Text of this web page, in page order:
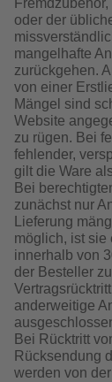
oder der
mangelhafte
zurückgehen.
von einer
Mängel sind
Website
zu rügen. Bei
fehlender,
gilt die Ware
Bei
zunächst nur
Lieferung
möglich, ist sie
innerhalb von
der Besteller
anderweitige
Bei Rücktritt
Rücksendung
werden von